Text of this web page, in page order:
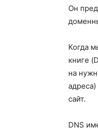
Он
Когда
книге
на
сайт.
DNS